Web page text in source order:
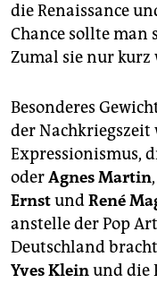
die Renaissance
Chance sollte man
Zumal sie nur kurz
Besonderes
der Nachkriegszeit
Expressionismus,
oderAgnes Martin
ErnstundRené
anstelle der Pop
Deutschland
Yves Kleinund die